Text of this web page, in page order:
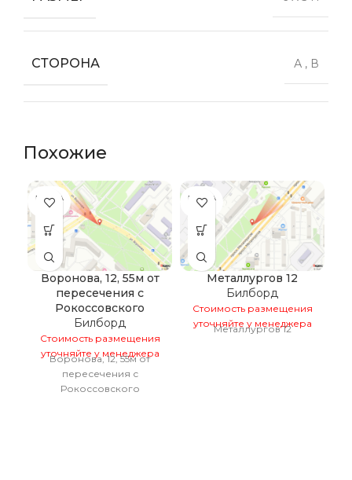
СТОРОНА А , В
Похожие
ПРОДА
НО
Воронова, 12, 55м от
пересечения с
Рокоссовского
Билборд
Стоимость размещения
уточняйте у менеджера
Воронова, 12, 55м от
пересечения с
Рокоссовского
ПРОДА
НО
Металлургов 12
Билборд
Стоимость размещения
уточняйте у менеджера
Металлургов 12